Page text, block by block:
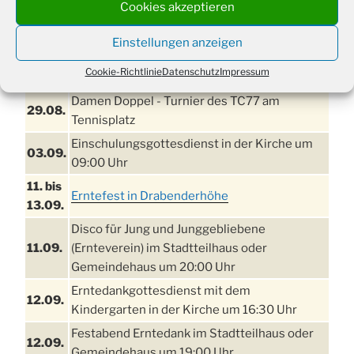
Cookies akzeptieren
Einstellungen anzeigen
Cookie-RichtlinieDatenschutzImpressum
TERMINE
21. bis Sommerfreizeit der Ev. Jugend in Berlin für
Kinder ab 13 Jahren
29.08.
Damen Doppel - Turnier des TC77 am
Tennisplatz
03.09.
Einschulungsgottesdienst in der Kirche um
09:00 Uhr
11. bis
13.09.
Erntefest in Drabenderhöhe
11.09.
Disco für Jung und Junggebliebene
(Ernteverein) im Stadtteilhaus oder
Gemeindehaus um 20:00 Uhr
12.09.
Erntedankgottesdienst mit dem
Kindergarten in der Kirche um 16:30 Uhr
12.09.
Festabend Erntedank im Stadtteilhaus oder